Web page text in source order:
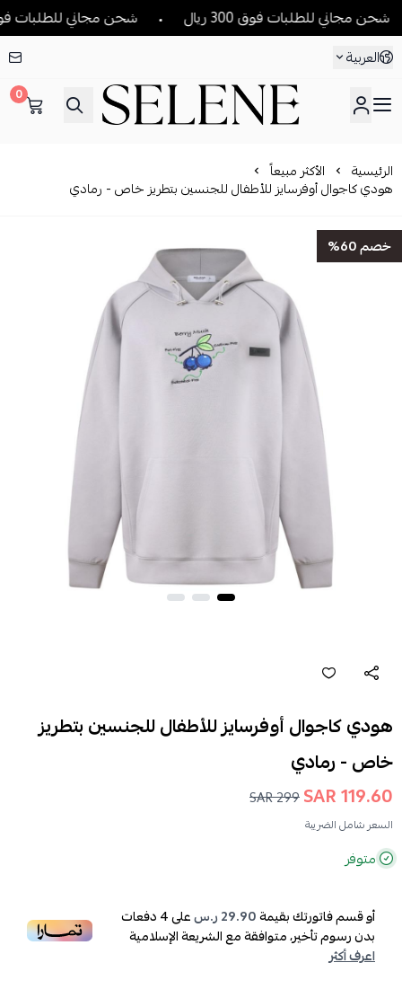
مجاني للطلبات فوق 300 ريال شحن مجاني للطلبات فوق 300
العربية
SELENE
0
الرئيسية الأكثر مبيعاً
هودي كاجوال أوفرسايز للأطفال للجنسين بتطريز خاص - رمادي
خصم 60%
هودي كاجوال أوفرسايز للأطفال للجنسين بتطريز
خاص - رمادي
119.60 SAR
299 SAR
السعر شامل الضريبة
متوفر
أو قسم فاتورتك بقيمة29.90 ر.س على4دفعات
بدون رسوم تأخير، متوافقة مع الشريعة الإسلامية
اعرف أكثر